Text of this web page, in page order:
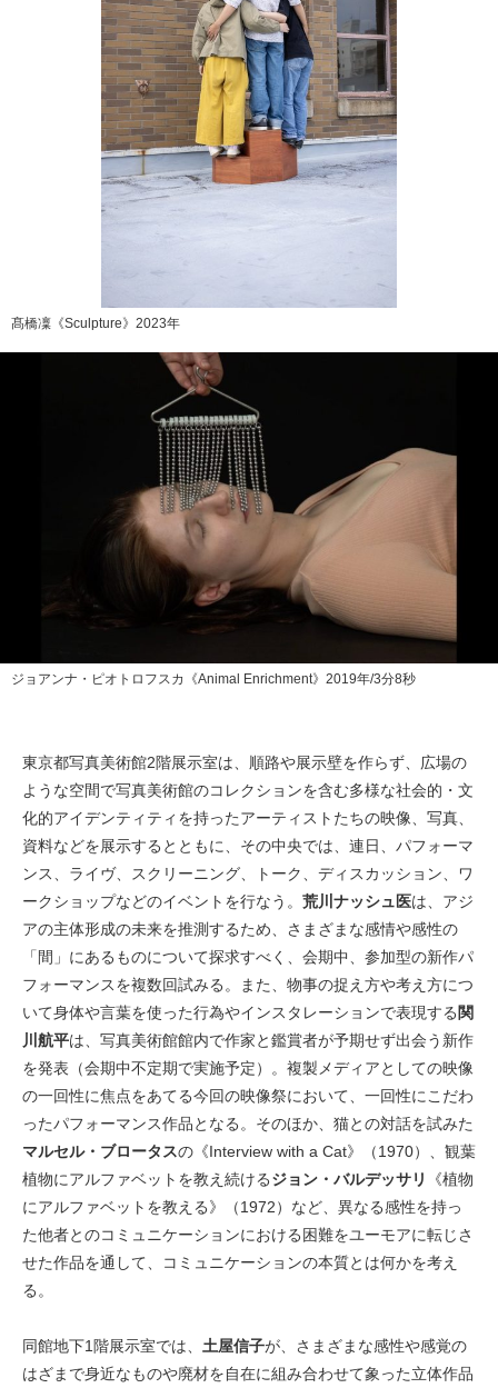
髙橋凜《Sculpture》2023年
ジョアンナ・ピオトロフスカ《Animal Enrichment》2019年/3分8秒
東京都写真美術館2階展⽰室は、順路や展示壁を作らず、広場の
ような空間で写真美術館のコレクションを含む多様な社会的・⽂
化的アイデンティティを持ったアーティストたちの映像、写真、
資料などを展⽰するとともに、その中央では、連⽇、パフォーマ
ンス、ライヴ、スクリーニング、トーク、ディスカッション、ワ
ークショップなどのイベントを行なう。 荒川ナッシュ医は、アジ
アの主体形成の未来を推測するため、さまざまな感情や感性の
「間」にあるものについて探求すべく、会期中、参加型の新作パ
フォーマンスを複数回試みる。また、物事の捉え⽅や考え⽅につ
いて⾝体や⾔葉を使った⾏為やインスタレーションで表現する 関
川航平は、写真美術館館内で作家と鑑賞者が予期せず出会う新作
を発表（会期中不定期で実施予定）。複製メディアとしての映像
の⼀回性に焦点をあてる今回の映像祭において、⼀回性にこだわ
ったパフォーマンス作品となる。そのほか、猫との対話を試みた
マルセル・ブロータスの《Interview with a Cat》（1970）、観葉
植物にアルファベットを教え続けるジョン・バルデッサリ
《植物
にアルファベットを教える》（1972）など、異なる感性を持っ
た他者とのコミュニケーションにおける困難をユーモアに転じさ
せた作品を通して、コミュニケーションの本質とは何かを考え
る。
同館地下1階展⽰室では、 ⼟屋信⼦が、さまざまな感性や感覚の
はざまで⾝近なものや廃材を⾃在に組み合わせて象った⽴体作品